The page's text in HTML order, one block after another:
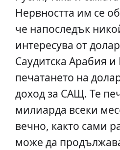
Нервността им се
че напоследък
интересува от
Саудитска Арабия и
печатането на
доход за САЩ. Те
милиарда всеки
вечно, както сами
може да